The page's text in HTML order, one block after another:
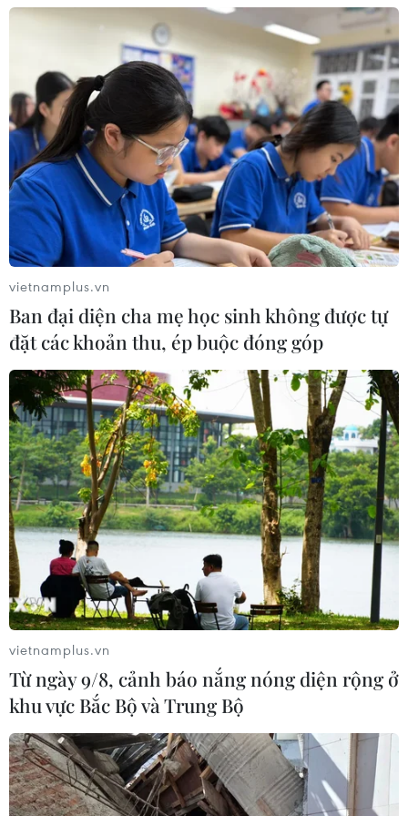
Đảng Cộng hòa đề xuất dự luật trao
thêm thẩm quyền thuế quan cho ông
Trump
07/08/2026 00:33
Cựu Giám đốc Viện Quốc gia về Dị
ứng của Mỹ bị buộc tội khinh thường
Quốc hội
07/08/2026 00:25
Mexico triển khai hàng nghìn binh sỹ
bảo vệ các vùng trồng bơ trọng điểm
07/08/2026 00:09
Mỹ: Lãi suất thế chấp tăng lên mức
cao nhất kể từ tháng Bảy năm ngoái
07/08/2026 00:05
Mỹ siết chặt quyền công dân theo nơi
sinh, mở rộng chống “du lịch sinh
con”
06/08/2026 22:59
Bộ Ngoại giao Mỹ mở rộng kiểm tra
mạng xã hội đối với đương đơn xin
thị thực
06/08/2026 22:52
vietnamplus.vn
Ban đại diện cha mẹ học sinh không được tự
đặt các khoản thu, ép buộc đóng góp
vietnamplus.vn
Từ ngày 9/8, cảnh báo nắng nóng diện rộng ở
khu vực Bắc Bộ và Trung Bộ